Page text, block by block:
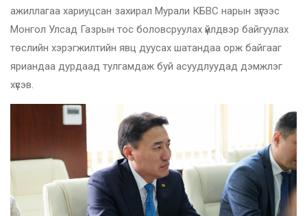
ажиллагаа хариуцсан захирал Мурали КБВС нарын зүгээс
Монгол Улсад Газрын тос боловсруулах үйлдвэр байгуулах
төслийн хэрэгжилтийн явц дуусах шатандаа орж байгааг
яриандаа дурдаад тулгамдаж буй асуудлуудад дэмжлэг
хүсэв.